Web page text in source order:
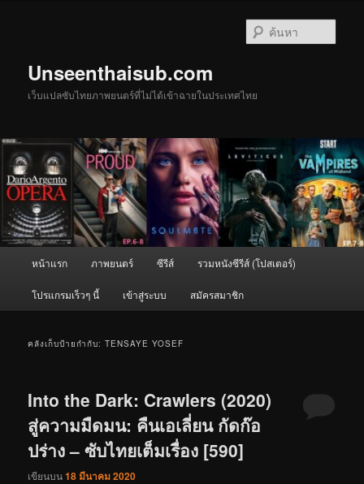
Unseenthaisub.com
เว็บแปลซับไทยภาพยนตร์ที่ไม่ได้เข้าฉายในประเทศไทย
หน้าแรก ภาพยนตร์ ซีรีส์ รวมหนังซีรีส์ (โปสเตอร์)
โปรแกรมเร็วๆ นี้ เข้าสู่ระบบ สมัครสมาชิก
คลังเก็บป้ายกำกับ:TENSAYE YOSEF
Into the Dark: Crawlers (2020)
สู่ความมืดมน: คืนเอเลี่ยน กัดก๊อ
ปร่าง – ซับไทยเต็มเรื่อง [590]
เขียนบน18 มีนาคม 2020